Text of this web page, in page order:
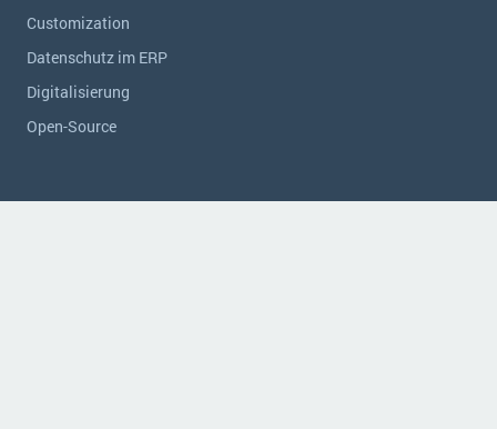
Customization
Datenschutz im ERP
Digitalisierung
Open-Source